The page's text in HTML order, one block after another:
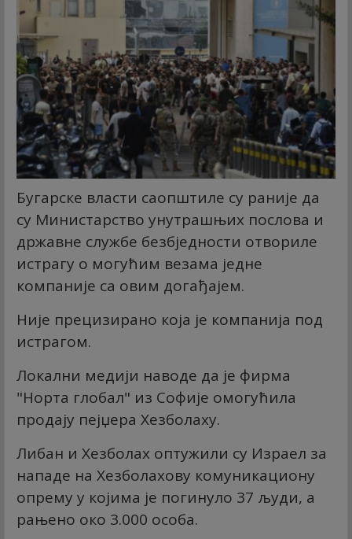
Бугарске власти саопштиле су раније да
су Министарство унутрашњих послова и
државне службе безбједности отвориле
истрагу о могућим везама једне
компаније са овим догађајем.
Није прецизирано која је компанија под
истрагом.
Локални медији наводе да је фирма
"Норта глобал" из Софије омогућила
продају пејџера Хезболаху.
Либан и Хезболах оптужили су Израел за
нападе на Хезболахову комуникациону
опрему у којима је погинуло 37 људи, а
рањено око 3.000 особа.